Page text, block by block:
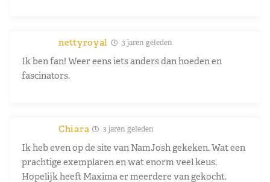
nettyroyal 3 jaren geleden
Ik ben fan! Weer eens iets anders dan hoeden en
fascinators.
Chiara 3 jaren geleden
Ik heb even op de site van NamJosh gekeken. Wat een
prachtige exemplaren en wat enorm veel keus.
Hopelijk heeft Maxima er meerdere van gekocht.